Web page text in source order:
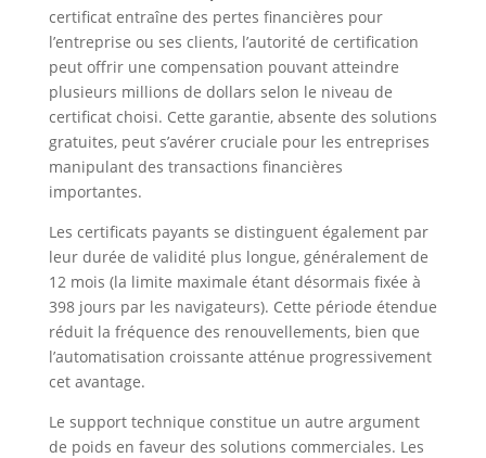
certificat entraîne des pertes financières pour
l’entreprise ou ses clients, l’autorité de certification
peut offrir une compensation pouvant atteindre
plusieurs millions de dollars selon le niveau de
certificat choisi. Cette garantie, absente des solutions
gratuites, peut s’avérer cruciale pour les entreprises
manipulant des transactions financières
importantes.
Les certificats payants se distinguent également par
leur durée de validité plus longue, généralement de
12 mois (la limite maximale étant désormais fixée à
398 jours par les navigateurs). Cette période étendue
réduit la fréquence des renouvellements, bien que
l’automatisation croissante atténue progressivement
cet avantage.
Le support technique constitue un autre argument
de poids en faveur des solutions commerciales. Les